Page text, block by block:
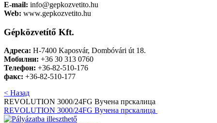
E-mail: info@gepkozvetito.hu
Web: www.gepkozvetito.hu
Gépközvetítő Kft.
Адреса: H-7400 Kaposvár, Dombóvári út 18.
Мобилни: +36 30 313 0760
Телефон: +36-82-510-176
факс: +36-82-510-177
< Назад
REVOLUTION 3000/24FG Вучена прскалица
REVOLUTION 3000/24FG Вучена прскалица